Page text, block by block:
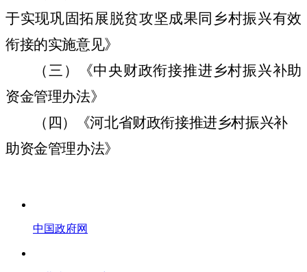
于实现巩固拓展脱贫攻坚成果同乡村振兴有效
衔接的实施意见》
（三）《中央财政衔接推进乡村振兴补助
资金管理办法》
（四）《河北省财政衔接推进乡村振兴补
助资金管理办法》
中国政府网